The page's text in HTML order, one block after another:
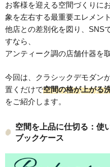
お客様を迎える空間づくりに
象を左右する最重要エレメント
他店との差別化を図り、SNS
すなら、
アンティーク調の店舗什器を
今回は、クラシックデモダン
置くだけで空間の格が上がる
をご紹介します。
空間を上品に仕切る：使
ブックケース